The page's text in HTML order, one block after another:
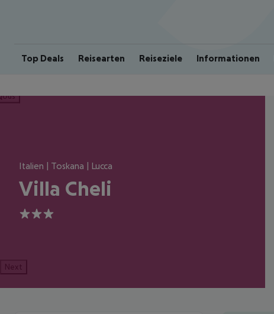
Top Deals Reisearten Reiseziele Informationen
Italien | Toskana | Lucca
Villa Cheli
3
Next